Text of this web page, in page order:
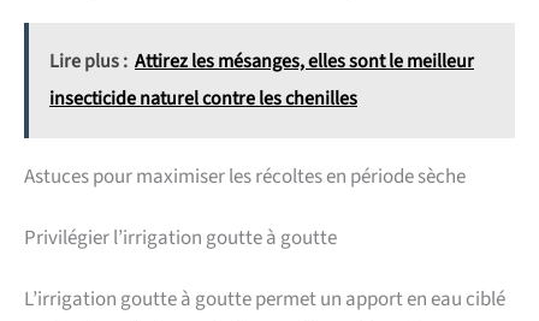
Lire plus : Attirez les mésanges, elles sont le meilleur
insecticide naturel contre les chenilles
Astuces pour maximiser les récoltes en période sèche
Privilégier l’irrigation goutte à goutte
L’irrigation goutte à goutte permet un apport en eau ciblé